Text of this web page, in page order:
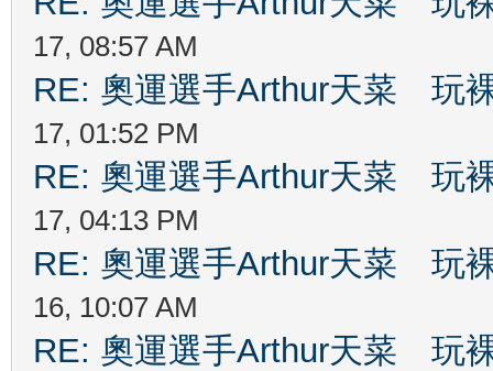
17, 08:57 AM
RE: 奧運選手Arthur天菜 玩
17, 01:52 PM
RE: 奧運選手Arthur天菜 玩
17, 04:13 PM
RE: 奧運選手Arthur天菜 玩
16, 10:07 AM
RE: 奧運選手Arthur天菜 玩